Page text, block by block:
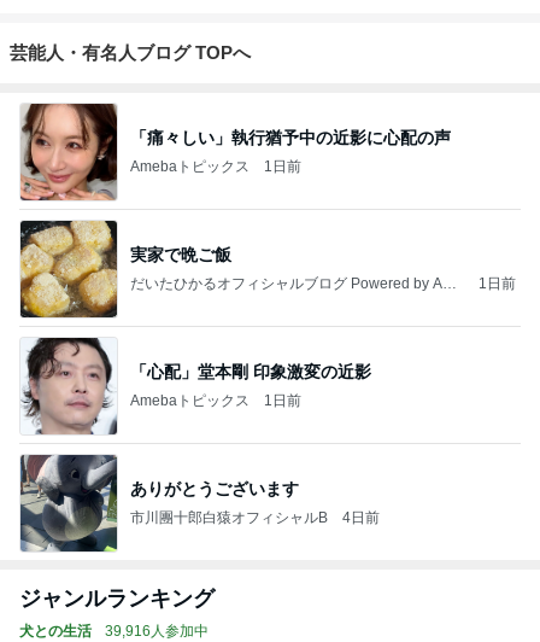
芸能人・有名人ブログ TOPへ
「痛々しい」執行猶予中の近影に心配の声
Amebaトピックス 1日前
実家で晩ご飯
だいたひかるオフィシャルブログ Powered by Ame
1日前
「心配」堂本剛 印象激変の近影
Amebaトピックス 1日前
ありがとうございます
市川團十郎白猿オフィシャルB 4日前
ジャンルランキング
犬との生活 39,916人参加中